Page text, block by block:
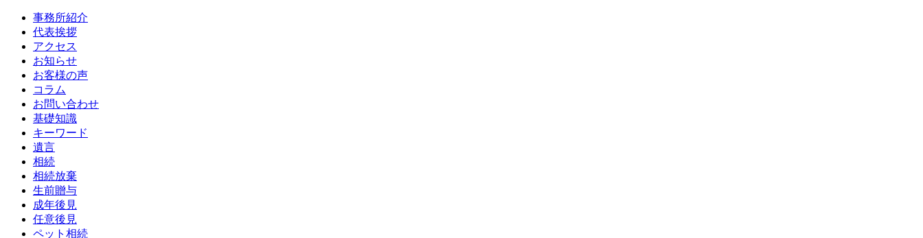
事務所紹介
代表挨拶
アクセス
お知らせ
お客様の声
コラム
お問い合わせ
基礎知識
キーワード
遺言
相続
相続放棄
生前贈与
成年後見
任意後見
ペット相続